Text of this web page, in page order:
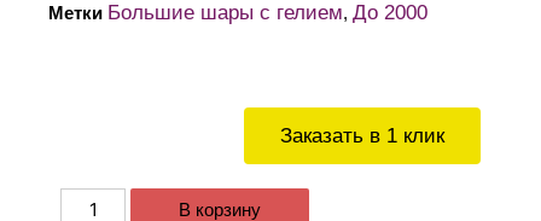
Заказать в 1 клик
В корзину
Метки Большие шары с гелием, До 2000